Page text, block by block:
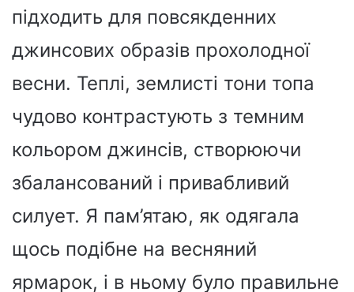
підходить для повсякденних
джинсових образів прохолодної
весни. Теплі, землисті тони топа
чудово контрастують з темним
кольором джинсів, створюючи
збалансований і привабливий
силует. Я пам’ятаю, як одягала
щось подібне на весняний
ярмарок, і в ньому було правильне